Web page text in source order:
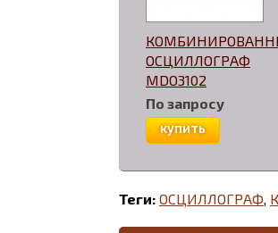
ОСЦИЛЛОГРАФ
MDO3102
По запросу
купить
Теги: ОСЦИЛЛОГРАФ